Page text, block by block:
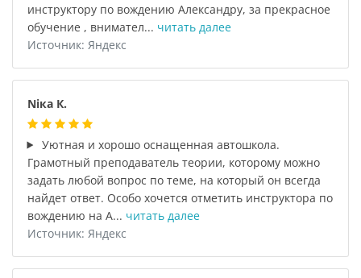
инструктору по вождению Александру, за прекрасное
обучение , внимател... читать далее
Источник: Яндекс
Niка К.
Уютная и хорошо оснащенная автошкола.
Грамотный преподаватель теории, которому можно
задать любой вопрос по теме, на который он всегда
найдет ответ. Особо хочется отметить инструктора по
вождению на А... читать далее
Источник: Яндекс